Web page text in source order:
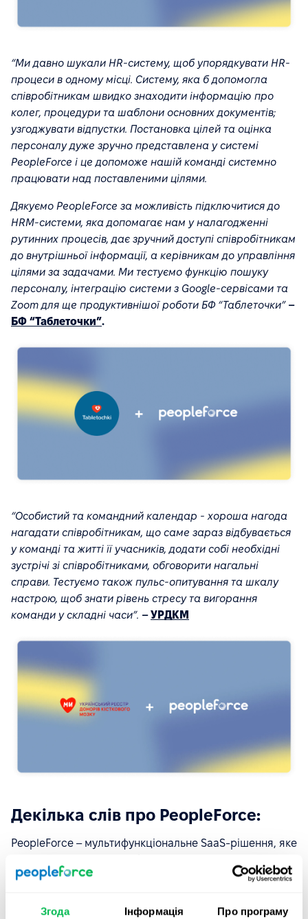
Згода Інформація Про програму
“Ми давно шукали HR-систему, щоб упорядкувати HR-
процеси в одному місці. Систему, яка б допомогла
співробітникам швидко знаходити інформацію про
колег, процедури та шаблони основних документів;
узгоджувати відпустки. Постановка цілей та оцінка
персоналу дуже зручно представлена у системі
PeopleForce і це допоможе нашій команді системно
працювати над поставленими цілями.
Дякуємо PeopleForce за можливість підключитися до
HRM-системи, яка допомагає нам у налагодженні
рутинних процесів, дає зручний доступі співробітникам
до внутрішньої інформації, а керівникам до управління
цілями за задачами. Ми тестуємо функцію пошуку
персоналу, інтеграцію системи з Google-сервісами та
Zoom для ще продуктивнішої роботи БФ “Таблеточки” –
БФ “Таблеточки”.
“Особистий та командний календар - хороша нагода
нагадати співробітникам, що саме зараз відбувається
у команді та житті її учасників, додати собі необхідні
зустрічі зі співробітниками, обговорити нагальні
справи. Тестуємо також пульс-опитування та шкалу
настрою, щоб знати рівень стресу та вигорання
команди у складні часи”. –УРДКМ
Декілька слів про PeopleForce:
PeopleForce – мультифункціональне SaaS-рішення, яке
зосередитися на співробітниках та їх особистих цілях
складається з 6-х модулів: PeopleHR, PeopleRecruit,